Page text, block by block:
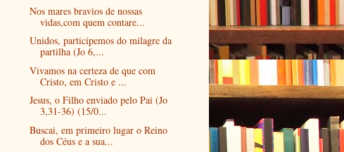
Nos mares bravios de nossas
vidas,com quem contare...
Unidos, participemos do milagre da
partilha (Jo 6,...
Vivamos na certeza de que com
Cristo, em Cristo e ...
Jesus, o Filho enviado pelo Pai (Jo
3,31-36) (15/0...
Buscai, em primeiro lugar o Reino
dos Céus e a sua...